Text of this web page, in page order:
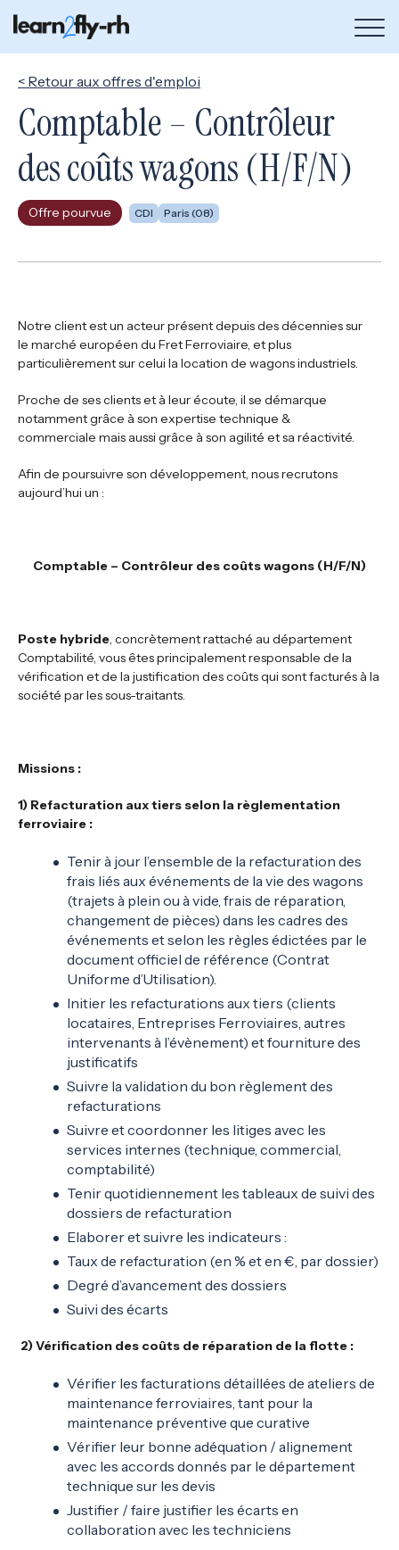
de
< Retour aux offres d'emploi
Comptable – Contrôleur
des coûts wagons (H/F/N)
Offre pourvue CDI Paris (08)
Notre client est un acteur présent depuis des décennies sur
le marché européen du Fret Ferroviaire, et plus
particulièrement sur celui la location de wagons industriels.
Proche de ses clients et à leur écoute, il se démarque
notamment grâce à son expertise technique &
commerciale mais aussi grâce à son agilité et sa réactivité.
Afin de poursuivre son développement, nous recrutons
aujourd’hui un :
Comptable – Contrôleur des coûts wagons (H/F/N)
Poste hybride, concrètement rattaché au département
Comptabilité, vous êtes principalement responsable de la
vérification et de la justification des coûts qui sont facturés à la
société par les sous-traitants.
Missions :
1) Refacturation aux tiers selon la règlementation
ferroviaire :
Tenir à jour l’ensemble de la refacturation des
frais liés aux événements de la vie des wagons
(trajets à plein ou à vide, frais de réparation,
changement de pièces) dans les cadres des
événements et selon les règles édictées par le
document officiel de référence (Contrat
Uniforme d’Utilisation).
Initier les refacturations aux tiers (clients
locataires, Entreprises Ferroviaires, autres
intervenants à l’évènement) et fourniture des
justificatifs
Suivre la validation du bon règlement des
refacturations
Suivre et coordonner les litiges avec les
services internes (technique, commercial,
comptabilité)
Tenir quotidiennement les tableaux de suivi des
dossiers de refacturation
Elaborer et suivre les indicateurs :
Taux de refacturation (en % et en €, par dossier)
Degré d’avancement des dossiers
Suivi des écarts
2) Vérification des coûts de réparation de la flotte :
Vérifier les facturations détaillées de ateliers de
maintenance ferroviaires, tant pour la
maintenance préventive que curative
Vérifier leur bonne adéquation / alignement
avec les accords donnés par le département
technique sur les devis
Justifier / faire justifier les écarts en
collaboration avec les techniciens